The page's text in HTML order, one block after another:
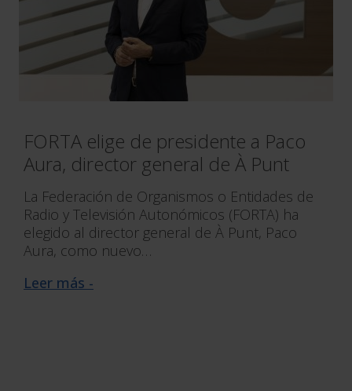
FORTA elige de presidente a Paco
Aura, director general de À Punt
La Federación de Organismos o Entidades de
Radio y Televisión Autonómicos (FORTA) ha
elegido al director general de À Punt, Paco
Aura, como nuevo…
Leer más -